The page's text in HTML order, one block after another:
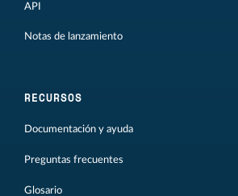
API
Notas de lanzamiento
RECURSOS
Documentación y ayuda
Preguntas frecuentes
Glosario